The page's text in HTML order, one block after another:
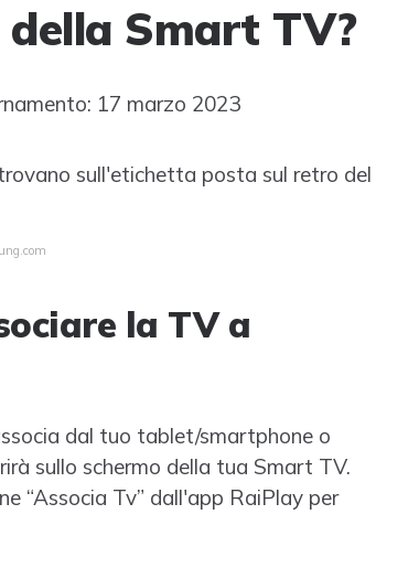
Smart TV?
17 marzo 2023
sull'etichetta posta sul retro del
la TV a
dal tuo tablet/smartphone o
sullo schermo della tua Smart TV.
“Associa Tv” dall'app RaiPlay per